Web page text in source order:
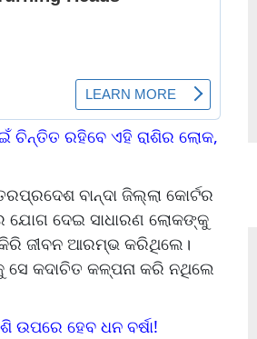
ଚିନ୍ତିତ ରହିବେ ଏହି ରାଶିର ଲୋକ,
ବାନ୍ଦା ଜିଲ୍ଲା କୋର୍ଟର
ଯୋଗ ଦେଇ ସାଧାରଣ ଲୋକଙ୍କୁ
ଜୀବନ ଆରମ୍ଭ କରିଥିଲେ।
ସେ କଦାଚିତ କଳ୍ପନା କରି ନଥିଲେ
ହେବ ଧନ ବର୍ଷା!